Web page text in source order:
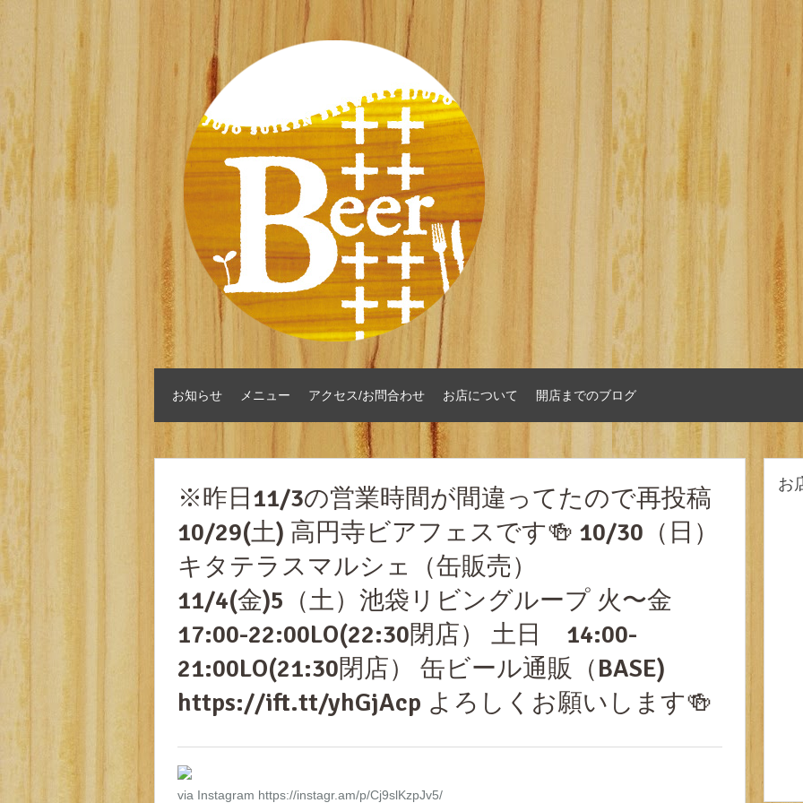
お知らせ メニュー アクセス/お問合わせ お店について 開店までのブログ
※昨日11/3の営業時間が間違ってたので再投稿
10/29(土) 高円寺ビアフェスです🍻 10/30（日）
キタテラスマルシェ（缶販売）
11/4(金)5（土）池袋リビングループ 火〜金
17:00-22:00LO(22:30閉店） 土日 14:00-
21:00LO(21:30閉店） 缶ビール通販（BASE)
https://ift.tt/yhGjAcp よろしくお願いします🍻
via Instagram https://instagr.am/p/Cj9slKzpJv5/
お